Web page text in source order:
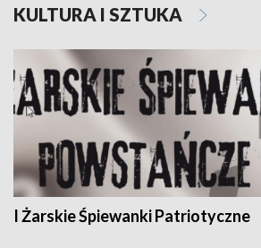
KULTURA I SZTUKA
I Żarskie Śpiewanki Patriotyczne